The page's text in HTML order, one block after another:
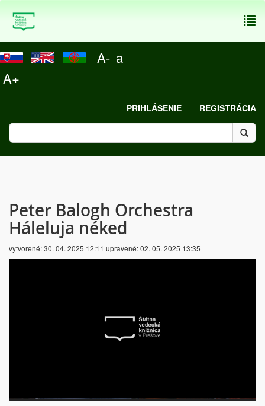
A- a
A+
PRIHLÁSENIE REGISTRÁCIA
Peter Balogh Orchestra
Háleluja néked
vytvorené:30. 04. 2025 12:11 upravené:02. 05. 2025 13:35